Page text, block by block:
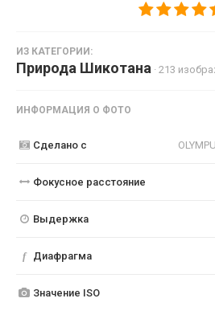
ИЗ КАТЕГОРИИ:
Природа Шикотана · 213
ИНФОРМАЦИЯ О ФОТО
Сделано с
Фокусное расстояние
Выдержка
f Диафрагма
Значение ISO